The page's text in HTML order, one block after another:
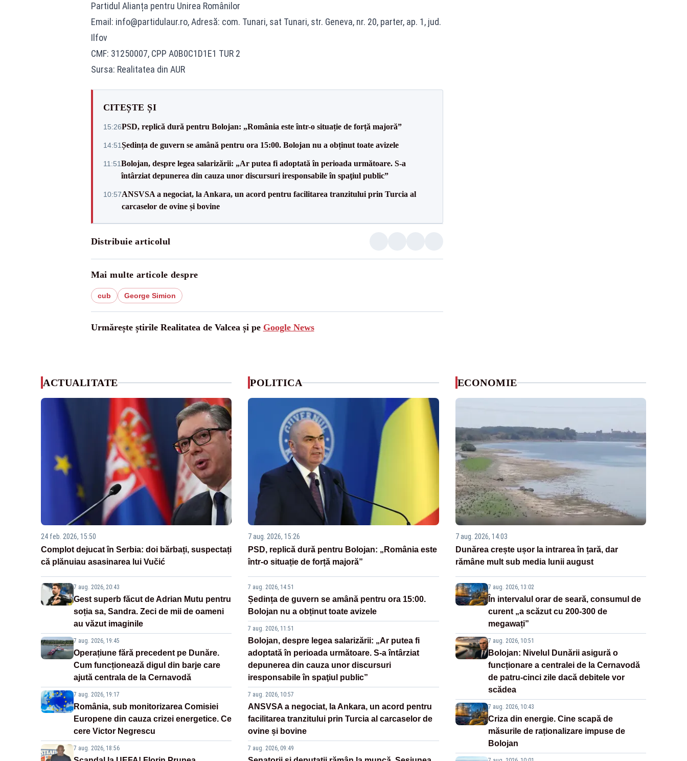
Partidul Alianța pentru Unirea Românilor
Email: info@partidulaur.ro, Adresă: com. Tunari, sat Tunari, str. Geneva, nr. 20, parter, ap. 1, jud.
Ilfov
CMF: 31250007, CPP A0B0C1D1E1 TUR 2
Sursa: Realitatea din AUR
CITEȘTE ȘI
15:26PSD, replică dură pentru Bolojan: „România este într-o situație de forță majoră”
14:51Ședința de guvern se amână pentru ora 15:00. Bolojan nu a obținut toate avizele
11:51Bolojan, despre legea salarizării: „Ar putea fi adoptată în perioada următoare. S-a
întârziat depunerea din cauza unor discursuri iresponsabile în spaţiul public”
10:57ANSVSA a negociat, la Ankara, un acord pentru facilitarea tranzitului prin Turcia al
carcaselor de ovine și bovine
Distribuie articolul
Mai multe articole despre
cub George Simion
Urmărește știrile Realitatea de Valcea și pe Google News
ACTUALITATE
24 feb. 2026, 15:50
Complot dejucat în Serbia: doi bărbați, suspectați
că plănuiau asasinarea lui Vučić
7 aug. 2026, 20:43
Gest superb făcut de Adrian Mutu pentru
soția sa, Sandra. Zeci de mii de oameni
au văzut imaginile
7 aug. 2026, 19:45
Operațiune fără precedent pe Dunăre.
Cum funcționează digul din barje care
ajută centrala de la Cernavodă
7 aug. 2026, 19:17
România, sub monitorizarea Comisiei
Europene din cauza crizei energetice. Ce
cere Victor Negrescu
7 aug. 2026, 18:56
POLITICA
7 aug. 2026, 15:26
PSD, replică dură pentru Bolojan: „România este
într-o situație de forță majoră”
7 aug. 2026, 14:51
Ședința de guvern se amână pentru ora 15:00.
Bolojan nu a obținut toate avizele
7 aug. 2026, 11:51
Bolojan, despre legea salarizării: „Ar putea fi
adoptată în perioada următoare. S-a întârziat
depunerea din cauza unor discursuri
iresponsabile în spaţiul public”
7 aug. 2026, 10:57
ANSVSA a negociat, la Ankara, un acord pentru
facilitarea tranzitului prin Turcia al carcaselor de
ovine și bovine
7 aug. 2026, 09:49
ECONOMIE
7 aug. 2026, 14:03
Dunărea crește ușor la intrarea în țară, dar
rămâne mult sub media lunii august
7 aug. 2026, 13:02
În intervalul orar de seară, consumul de
curent „a scăzut cu 200-300 de
megawați”
7 aug. 2026, 10:51
Bolojan: Nivelul Dunării asigură o
funcționare a centralei de la Cernavodă
de patru-cinci zile dacă debitele vor
scădea
7 aug. 2026, 10:43
Criza din energie. Cine scapă de
măsurile de raționalizare impuse de
Bolojan